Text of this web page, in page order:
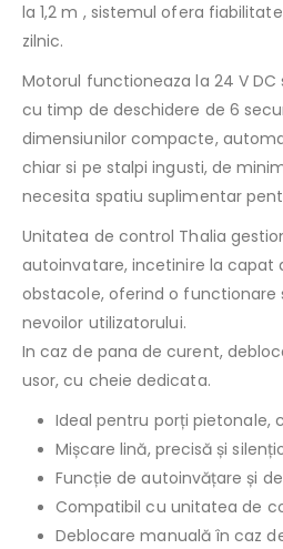
la 1,2 m , sistemul ofera
zilnic.
Motorul functioneaza la 24 V DC
cu timp de deschidere de 6
dimensiunilor compacte,
chiar si pe stalpi ingusti, de
necesita spatiu suplimentar
Unitatea de control Thalia
autoinvatare, incetinire la capat
obstacole, oferind o functionare
nevoilor utilizatorului.
In caz de pana de curent,
usor, cu cheie dedicata.
Ideal pentru porți pietonale,
Mișcare lină, precisă și
Funcție de autoinvățare și
Compatibil cu unitatea de
Deblocare manuală în caz